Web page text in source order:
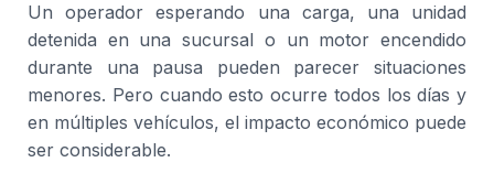
Un operador esperando una carga, una unidad
detenida en una sucursal o un motor encendido
durante una pausa pueden parecer situaciones
menores. Pero cuando esto ocurre todos los días y
en múltiples vehículos, el impacto económico puede
ser considerable.